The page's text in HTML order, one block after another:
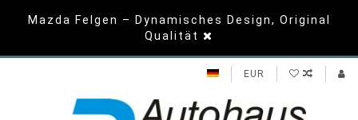
Mazda Felgen – Dynamisches Design, Original
Qualität
EUR